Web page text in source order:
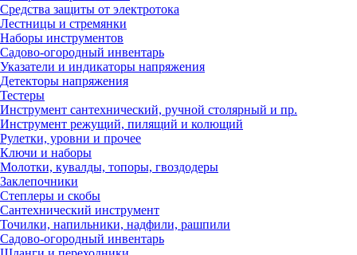
Средства защиты от электротока
Лестницы и стремянки
Наборы инструментов
Садово-огородный инвентарь
Указатели и индикаторы напряжения
Детекторы напряжения
Тестеры
Инструмент сантехнический, ручной столярный и пр.
Инструмент режущий, пилящий и колющий
Рулетки, уровни и прочее
Ключи и наборы
Молотки, кувалды, топоры, гвоздодеры
Заклепочники
Степлеры и скобы
Сантехнический инструмент
Точилки, напильники, надфили, рашпили
Садово-огородный инвентарь